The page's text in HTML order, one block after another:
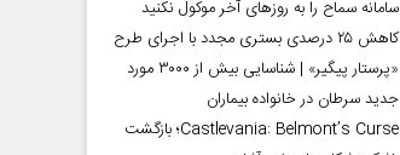
سامانه سماح را به روز‌های آخر موکول نکنید
کاهش ۲۵ درصدی بستری مجدد با اجرای طرح
«پرستار پیگیر» | شناسایی بیش از ۳۰۰۰ مورد
جدید سرطان در خانواده بیماران
Castlevania: Belmont’s Curse؛ بازگشت